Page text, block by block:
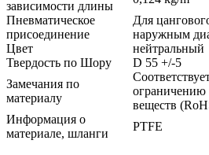
зависимости длины
Пневматическое
присоединение
Для
наружным
Цвет
нейтральный
Твердость по Шору
D 55 +/-5
Замечания по
материалу
ограничению
веществ
Информация о
материале, шланги
PTFE